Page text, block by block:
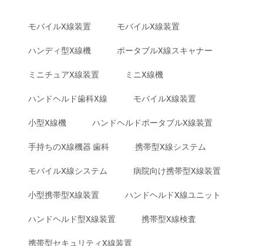
モバイルX線装置 モバイルX線装置
ハンディ型X線機 ポータブルX線スキャナー
ミニチュアX線装置 ミニX線機
ハンドヘルド歯科X線 モバイルX線装置
小型X線機 ハンドヘルドポータブルX線装置
手持ちのX線機器 歯科 携帯型X線システム
モバイルX線システム 病院向け携帯型X線装置
小型携帯型X線装置 ハンドヘルドX線ユニット
ハンドヘルド型X線装置 携帯型X線検査
携帯型セキュリティX線装置